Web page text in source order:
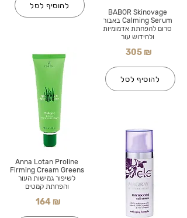
להוסיף לסל
Anna Lotan Proline
Firming Cream Greens
לשיפור גמישות העור
והפחתת קמטים
164 ₪
BABOR Skinovage
Calming Serum באבור
סרום להפחתת אדמומיות
ולחידוש עור
305 ₪
להוסיף לסל